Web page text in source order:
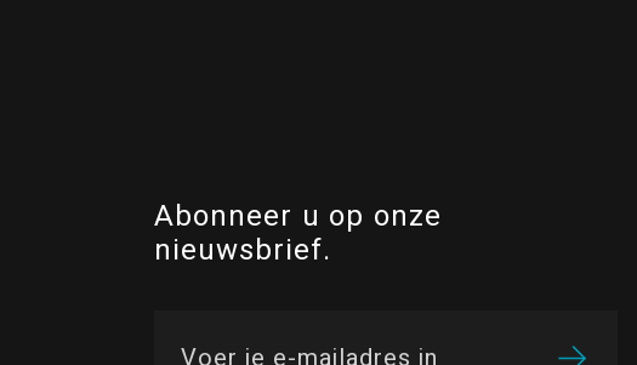
Abonneer u op onze
nieuwsbrief.